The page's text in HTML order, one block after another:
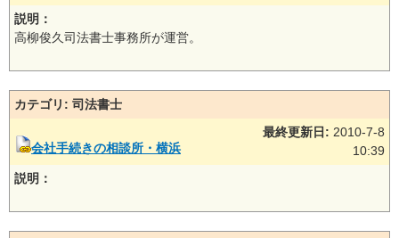
説明：
高柳俊久司法書士事務所が運営。
カテゴリ: 司法書士
会社手続きの相談所・横浜
最終更新日: 2010-7-8
10:39
説明：